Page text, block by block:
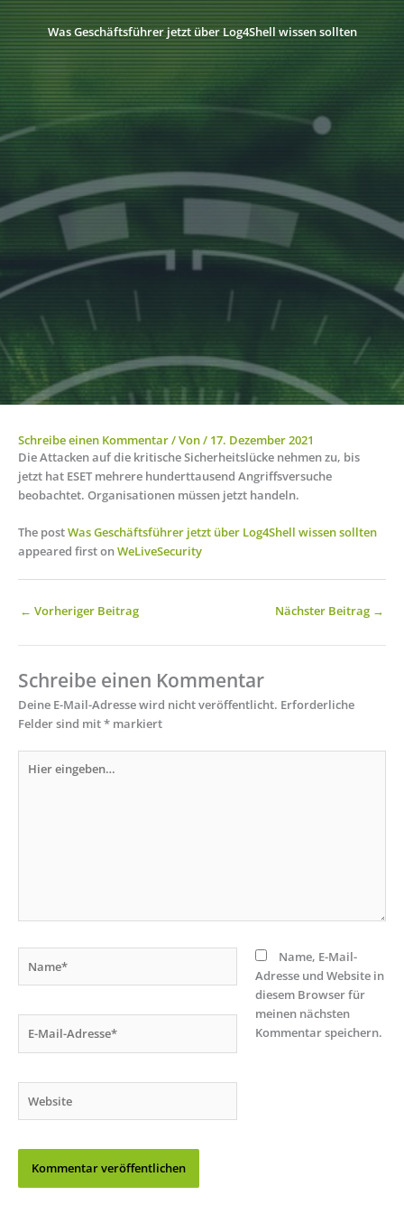
Was Geschäftsführer jetzt über Log4Shell wissen sollten
Schreibe einen Kommentar/ Von/ 17. Dezember 2021
Die Attacken auf die kritische Sicherheitslücke nehmen zu, bis
jetzt hat ESET mehrere hunderttausend Angriffsversuche
beobachtet. Organisationen müssen jetzt handeln.
The postWas Geschäftsführer jetzt über Log4Shell wissen sollten
appeared first onWeLiveSecurity
← Vorheriger Beitrag Nächster Beitrag →
Schreibe einen Kommentar
Deine E-Mail-Adresse wird nicht veröffentlicht. Erforderliche
Felder sind mit* markiert
eingeben…
Mail-
Name, E-Mail-
Adresse und Website in
diesem Browser für
meinen nächsten
Kommentar speichern.